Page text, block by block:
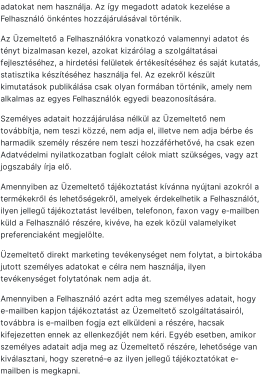
adatokat nem használja. Az így megadott adatok kezelése a
Felhasználó önkéntes hozzájárulásával történik.
Az Üzemeltető a Felhasználókra vonatkozó valamennyi adatot és
tényt bizalmasan kezel, azokat kizárólag a szolgáltatásai
fejlesztéséhez, a hirdetési felületek értékesítéséhez és saját kutatás,
statisztika készítéséhez használja fel. Az ezekről készült
kimutatások publikálása csak olyan formában történik, amely nem
alkalmas az egyes Felhasználók egyedi beazonosítására.
Személyes adatait hozzájárulása nélkül az Üzemeltető nem
továbbítja, nem teszi közzé, nem adja el, illetve nem adja bérbe és
harmadik személy részére nem teszi hozzáférhetővé, ha csak ezen
Adatvédelmi nyilatkozatban foglalt célok miatt szükséges, vagy azt
jogszabály írja elő.
Amennyiben az Üzemeltető tájékoztatást kívánna nyújtani azokról a
termékekről és lehetőségekről, amelyek érdekelhetik a Felhasználót,
ilyen jellegű tájékoztatást levélben, telefonon, faxon vagy e-mailben
küld a Felhasználó részére, kivéve, ha ezek közül valamelyiket
preferenciaként megjelölte.
Üzemeltető direkt marketing tevékenységet nem folytat, a birtokába
jutott személyes adatokat e célra nem használja, ilyen
tevékenységet folytatónak nem adja át.
Amennyiben a Felhasználó azért adta meg személyes adatait, hogy
e-mailben kapjon tájékoztatást az Üzemeltető szolgáltatásairól,
továbbra is e-mailben fogja ezt elküldeni a részére, hacsak
kifejezetten ennek az ellenkezőjét nem kéri. Egyéb esetben, amikor
személyes adatait adja meg az Üzemeltető részére, lehetősége van
kiválasztani, hogy szeretné-e az ilyen jellegű tájékoztatókat e-
mailben is megkapni.